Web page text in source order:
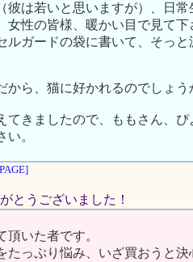
彼は若いと思いますが）、日
女性の皆様、暖かい目で見て下
ルガードの袋に書いて、そっ
から、猫に好かれるのでしょう
てきましたので、ももさん、
。
とうございました！
頂いた者です。
たっぷり悩み、いざ買おうと